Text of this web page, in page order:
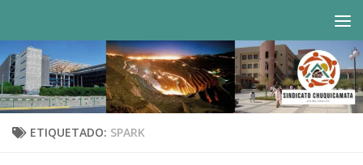
ETIQUETADO: SPARK